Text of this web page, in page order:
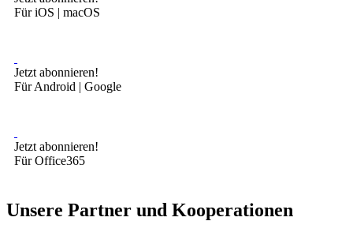
Für iOS | macOS
Jetzt abonnieren!
Für Android | Google
Jetzt abonnieren!
Für Office365
Unsere Partner und Kooperationen